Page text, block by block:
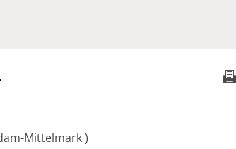
Mittelmark